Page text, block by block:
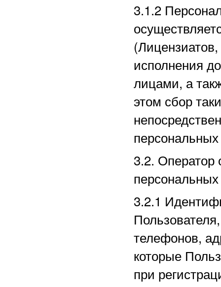
3.1.2
исполнения
лицами, а
этом сбор
3.2. Оператор
3.2.1
телефонов,
которые
при